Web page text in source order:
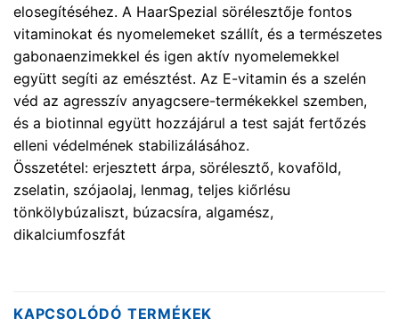
elosegítéséhez. A HaarSpezial sörélesztője fontos
vitaminokat és nyomelemeket szállít, és a természetes
gabonaenzimekkel és igen aktív nyomelemekkel
együtt segíti az emésztést. Az E-vitamin és a szelén
véd az agresszív anyagcsere-termékekkel szemben,
és a biotinnal együtt hozzájárul a test saját fertőzés
elleni védelmének stabilizálásához.
Összetétel: erjesztett árpa, sörélesztő, kovaföld,
zselatin, szójaolaj, lenmag, teljes kiőrlésu
tönkölybúzaliszt, búzacsíra, algamész,
dikalciumfoszfát
KAPCSOLÓDÓ TERMÉKEK